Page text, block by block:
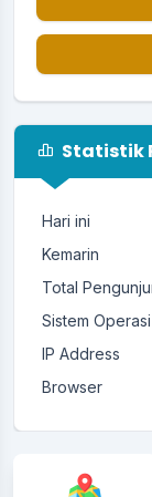
Statistik
Hari ini
Kemarin
Total
Sistem Operasi
IP Address
Browser